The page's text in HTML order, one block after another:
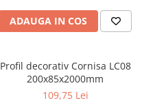
ADAUGA IN COS
Profil decorativ Cornisa LC08
200x85x2000mm
109,75 Lei